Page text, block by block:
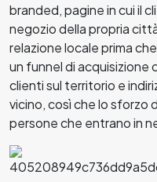
branded, pagine in cui il
negozio della propria
relazione locale prima
un funnel di
clienti sul territorio e
vicino, così che lo sforzo
persone che entrano in